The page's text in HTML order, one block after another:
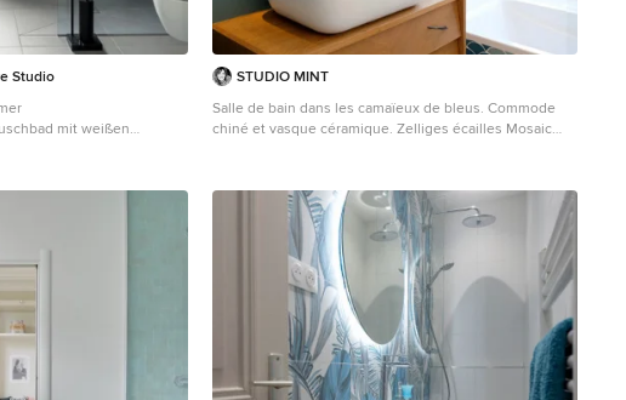
Studio
mit weißen
Keramikboden,
Waschtisch in
STUDIO MINT
Salle de bain dans les camaïeux de bleus. Commode
chiné et vasque céramique. Zelliges écailles Mosaic
Unterbauwanne, Duschbadewanne, blauen Fliesen,
Keramikfliesen, blauer Wandfarbe, Keramikboden,
Einbauwaschbecken, Waschtisch aus Holz, weißem
Boden, brauner Waschtischplatte und
Einzelwaschbecken in Paris